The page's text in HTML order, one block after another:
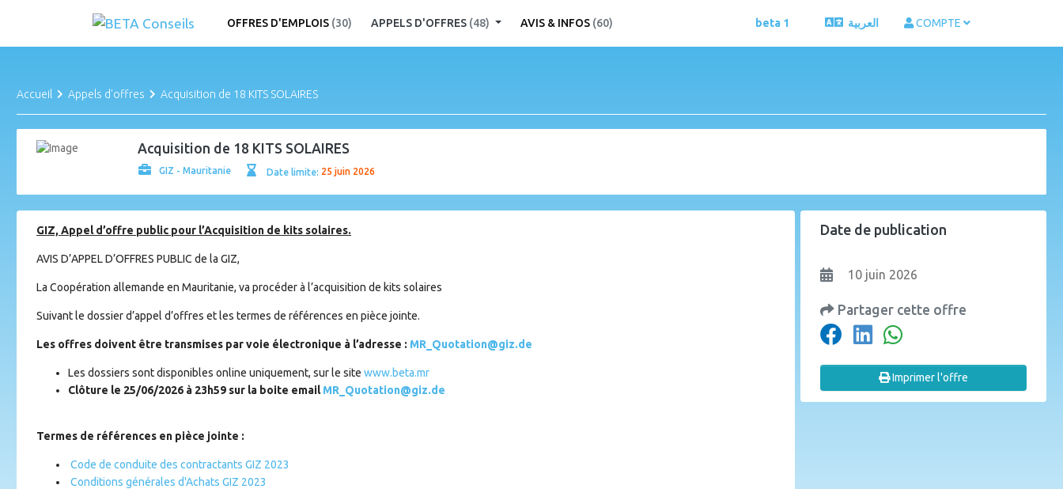
OFFRES D'EMPLOIS (30) APPELS D'OFFRES (48) AVIS & INFOS (60) beta 1 العربية COMPTE
Accueil Appels d'offres Acquisition de 18 KITS SOLAIRES
Acquisition de 18 KITS SOLAIRES
GIZ - Mauritanie Date limite: 25 juin 2026
GIZ, Appel d’offre public pour l’Acquisition de kits solaires.
AVIS D’APPEL D’OFFRES PUBLIC de la GIZ,
La Coopération allemande en Mauritanie, va procéder à l’acquisition de kits solaires
Suivant le dossier d’appel d’offres et les termes de références en pièce jointe.
Les offres doivent être transmises par voie électronique à l’adresse : MR_Quotation@giz.de
Les dossiers sont disponibles online uniquement, sur le site www.beta.mr
Clôture le 25/06/2026 à 23h59 sur la boite emailMR_Quotation@giz.de
Termes de références en pièce jointe :
Code de conduite des contractants GIZ 2023
Conditions générales d'Achats GIZ 2023
Date de publication
10 juin 2026
Partager cette offre
Imprimer l'offre